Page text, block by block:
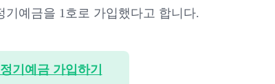
예금을 1호로 가입했다고 합니다.
기예금 가입하기